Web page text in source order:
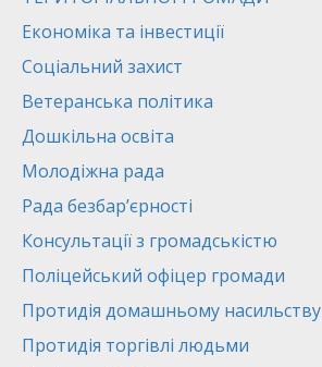
Економіка та інвестиції
Соціальний захист
Ветеранська політика
Дошкільна освіта
Молодіжна рада
Рада безбар’єрності
Консультації з громадськістю
Поліцейський офіцер громади
Протидія домашньому насильству
Протидія торгівлі людьми